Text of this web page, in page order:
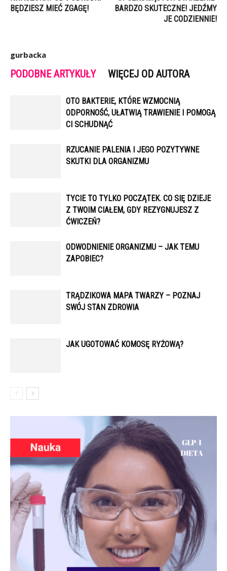
BĘDZIESZ MIEĆ ZGAGĘ!
BARDZO SKUTECZNE! JEDŹMY
JE CODZIENNIE!
gurbacka
PODOBNE ARTYKUŁY WIĘCEJ OD AUTORA
OTO BAKTERIE, KTÓRE WZMOCNIĄ
ODPORNOŚĆ, UŁATWIĄ TRAWIENIE I POMOGĄ
CI SCHUDNĄĆ
RZUCANIE PALENIA I JEGO POZYTYWNE
SKUTKI DLA ORGANIZMU
TYCIE TO TYLKO POCZĄTEK. CO SIĘ DZIEJE
Z TWOIM CIAŁEM, GDY REZYGNUJESZ Z
ĆWICZEŃ?
ODWODNIENIE ORGANIZMU – JAK TEMU
ZAPOBIEC?
TRĄDZIKOWA MAPA TWARZY – POZNAJ
SWÓJ STAN ZDROWIA
JAK UGOTOWAĆ KOMOSĘ RYŻOWĄ?